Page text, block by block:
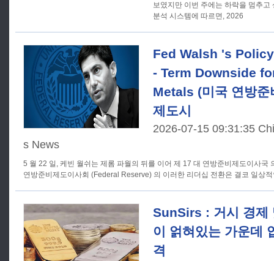
보였지만 이번 주에는 하락을 멈추
분석 시스템에 따르면, 2026
Fed Walsh 's
- Term Downside
Metals (미국 연방준
제도시
2026-07-15 09:31:35
s News
5 월 22 일, 케빈 월쉬는 제롬 파월의 뒤를 이어 제 17 대 연방준비제도이사국
연방준비제도이사회 (Federal Reserve) 의 이러한 리더십 전환은 결코 일상
SunSirs : 거시 경제
이 얽혀있는 가운데
격